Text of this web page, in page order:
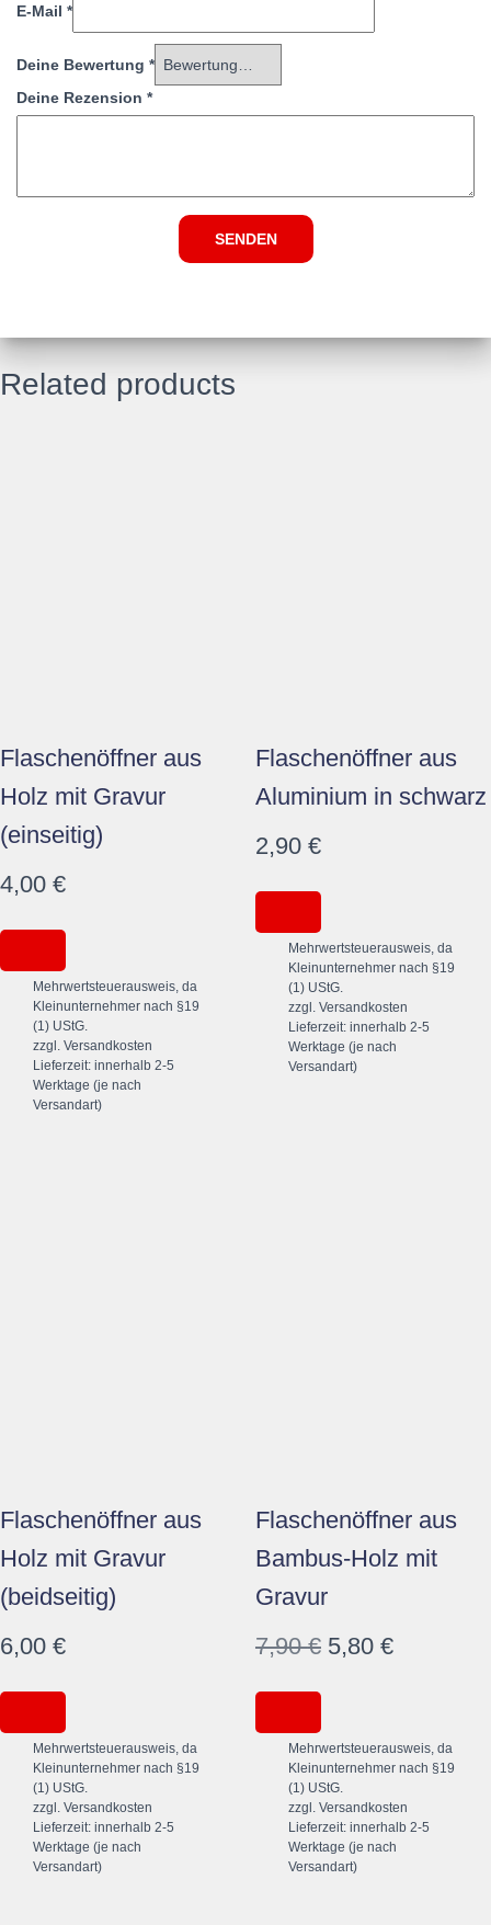
E-Mail *
Deine Bewertung *
Deine Rezension *
Related products
Flaschenöffner aus
Holz mit Gravur
(einseitig)
4,00 €
Mehrwertsteuerausweis, da
Kleinunternehmer nach §19
(1) UStG.
zzgl. Versandkosten
Lieferzeit: innerhalb 2-5
Werktage (je nach
Versandart)
Flaschenöffner aus
Aluminium in schwarz
2,90 €
Mehrwertsteuerausweis, da
Kleinunternehmer nach §19
(1) UStG.
zzgl. Versandkosten
Lieferzeit: innerhalb 2-5
Werktage (je nach
Versandart)
Flaschenöffner aus
Holz mit Gravur
(beidseitig)
6,00 €
Mehrwertsteuerausweis, da
Kleinunternehmer nach §19
(1) UStG.
zzgl. Versandkosten
Lieferzeit: innerhalb 2-5
Werktage (je nach
Versandart)
Flaschenöffner aus
Bambus-Holz mit
Gravur
7,90€ Ursprünglicher
7,90 €
5,80 €Aktueller
5,80 €.
Mehrwertsteuerausweis, da
Kleinunternehmer nach §19
(1) UStG.
zzgl. Versandkosten
Lieferzeit: innerhalb 2-5
Werktage (je nach
Versandart)